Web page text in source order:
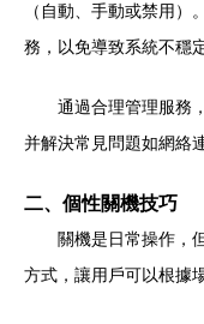
（自動、手動或禁用
務，以免導致系統不穩定
通過合理管理服務
并解決常見問題如網絡
二、個性關機技巧
關機是日常操作，
方式，讓用戶可以根據